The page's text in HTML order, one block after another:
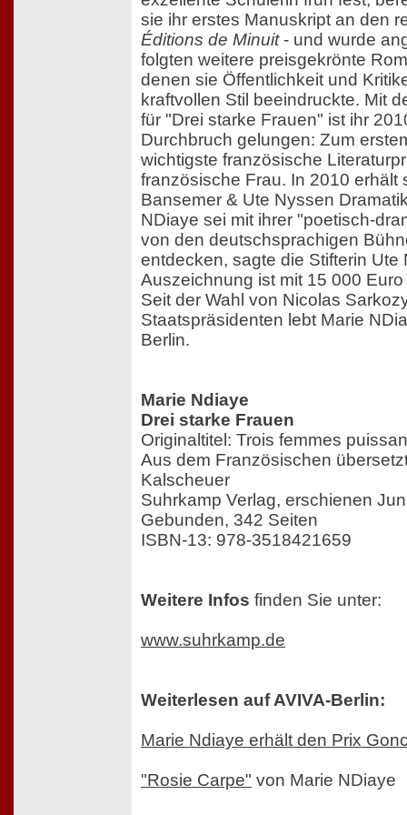
sie ihr erstes Manuskript an den
Éditions de Minuit- und wurde
folgten weitere preisgekrönte
denen sie Öffentlichkeit und
kraftvollen Stil beeindruckte. Mit
für "Drei starke Frauen" ist ihr
Durchbruch gelungen: Zum
wichtigste französische
französische Frau. In 2010 erhält
Bansemer & Ute Nyssen
NDiaye sei mit ihrer "poetisch-
von den deutschsprachigen
entdecken, sagte die Stifterin Ute
Auszeichnung ist mit 15 000 Euro
Seit der Wahl von Nicolas
Staatspräsidenten lebt Marie
Berlin.
Marie Ndiaye
Drei starke Frauen
Originaltitel: Trois femmes
Aus dem Französischen
Kalscheuer
Suhrkamp Verlag, erschienen
Gebunden, 342 Seiten
ISBN-13: 978-3518421659
Weitere Infos finden Sie unter:
www.suhrkamp.de
Weiterlesen auf AVIVA-Berlin:
Marie Ndiaye erhält den Prix
"Rosie Carpe" von Marie NDiaye